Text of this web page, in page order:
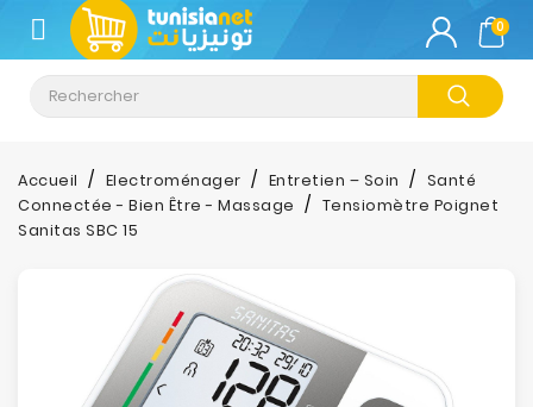
CATÉGORIE
Climatisation
Informatique
Téléphonie
Impression
Stockage
0
Accueil Electroménager Entretien – Soin
Santé
Connectée - Bien Être - Massage
Tensiomètre Poignet
Sanitas SBC 15